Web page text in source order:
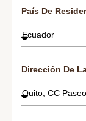
País De
Dirección De